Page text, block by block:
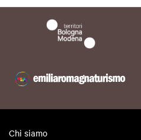
Chi siamo